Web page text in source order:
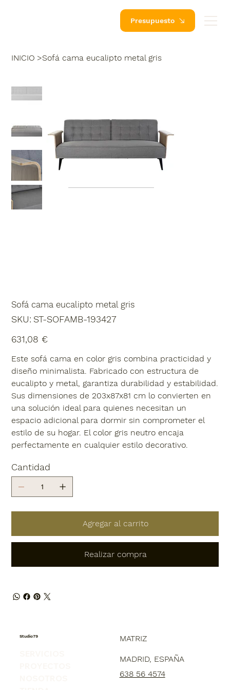
Presupuesto
INICIO >Sofá cama eucalipto metal gris
Sofá cama eucalipto metal gris
SKU: SKU
ST-
ST-SOFAMB-193427
631,08 €
Este sofá cama en color gris combina practicidad y
diseño minimalista. Fabricado con estructura de
eucalipto y metal, garantiza durabilidad y estabilidad.
Sus dimensiones de 203x87x81 cm lo convierten en
una solución ideal para quienes necesitan un
espacio adicional para dormir sin comprometer el
estilo de su hogar. El color gris neutro encaja
perfectamente en cualquier estilo decorativo.
Cantidad
Agregar al carrito
Realizar compra
Studio79 MATRIZ
MADRID, ESPAÑA
638 56 4574